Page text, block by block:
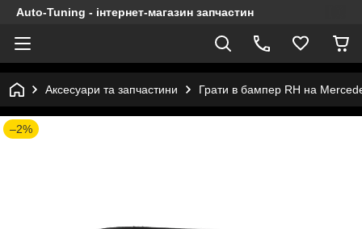
Auto-Tuning - інтернет-магазин запчастин
Аксесуари та запчастини Грати в бампер RH на
–2%